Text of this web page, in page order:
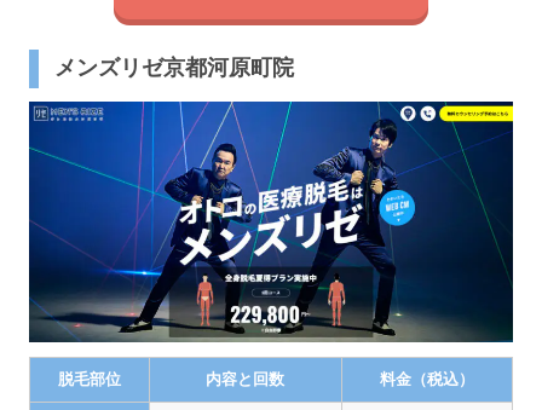
メンズリゼ京都河原町院
脱毛部位 内容と回数 料金（税込）